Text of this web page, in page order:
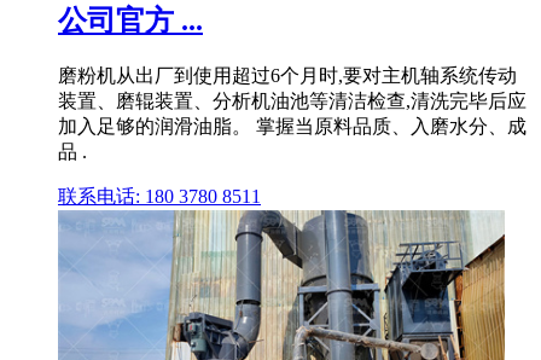
公司官方 ...
磨粉机从出厂到使用超过6个月时,要对主机轴系统传动
装置、磨辊装置、分析机油池等清洁检查,清洗完毕后应
加入足够的润滑油脂。 掌握当原料品质、入磨水分、成
品 .
联系电话: 180 3780 8511